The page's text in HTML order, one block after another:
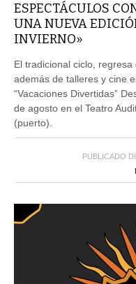
ESPECTÁCULOS
UNA NUEVA
INVIERNO»
El tradicional ciclo,
además de talleres y cine
“Vacaciones Divertidas”
de agosto en el Teatro
(puerto).
PUBLICADO